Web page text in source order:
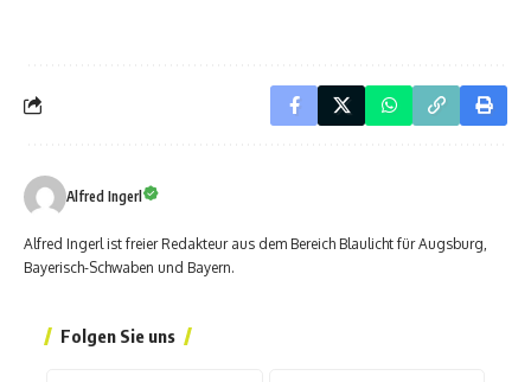
Alfred Ingerl
Alfred Ingerl ist freier Redakteur aus dem Bereich Blaulicht für Augsburg,
Bayerisch-Schwaben und Bayern.
Folgen Sie uns